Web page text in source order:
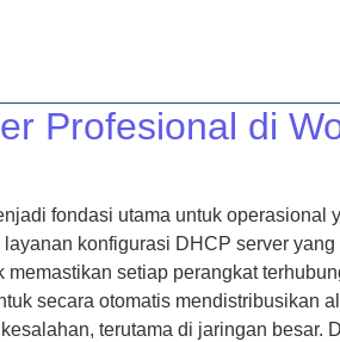
Profesional di
fondasi utama untuk
konfigurasi DHCP server
setiap perangkat
secara otomatis mendistribusikan
terutama di jaringan